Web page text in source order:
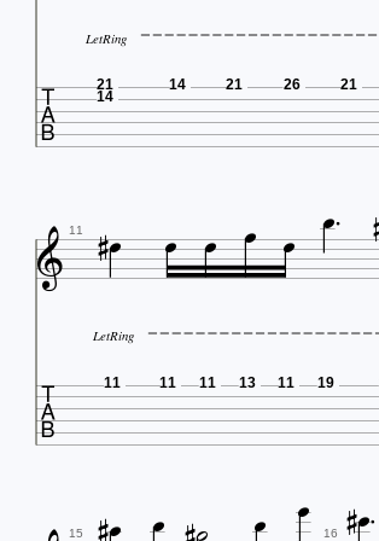
LetRing
 21
14
14 21 26 21
 11  
LetRing
 11 11 11 13 11 19
15 16